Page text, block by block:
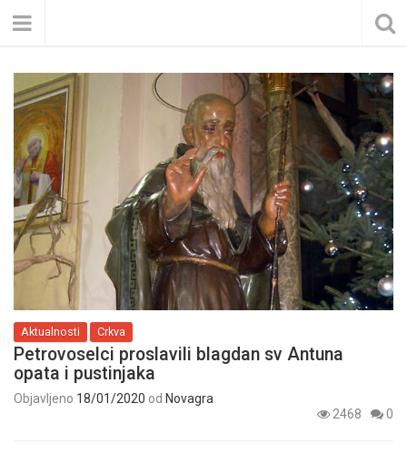
Aktualnosti Crkva
Petrovoselci proslavili blagdan sv Antuna
opata i pustinjaka
Objavljeno 18/01/2020 od Novagra
2468
0